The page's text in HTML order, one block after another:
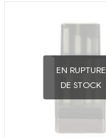
EN RUPTURE
DE STOCK